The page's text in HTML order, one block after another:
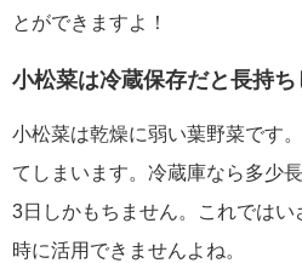
とができますよ！
小松菜は冷蔵保存だと長持ち
小松菜は乾燥に弱い葉野菜です
てしまいます。冷蔵庫なら多少
3日しかもちません。これでは
時に活用できませんよね。